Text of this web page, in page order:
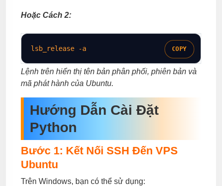
Hoặc Cách 2:
lsb_release -a COPY
Lệnh trên hiển thị tên bản phân phối, phiên bản và
mã phát hành của Ubuntu.
Hướng Dẫn Cài Đặt
Python
Bước 1: Kết Nối SSH Đến VPS
Ubuntu
Trên Windows, bạn có thể sử dụng: